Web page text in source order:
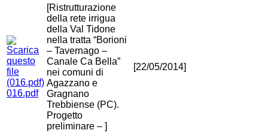
016.pdf
[Ristrutturazione
della rete irrigua
della Val Tidone
nella tratta “Borioni
– Tavernago –
Canale Ca Bella”
nei comuni di
Agazzano e
Gragnano
Trebbiense (PC).
Progetto
preliminare – ]
[22/05/2014]